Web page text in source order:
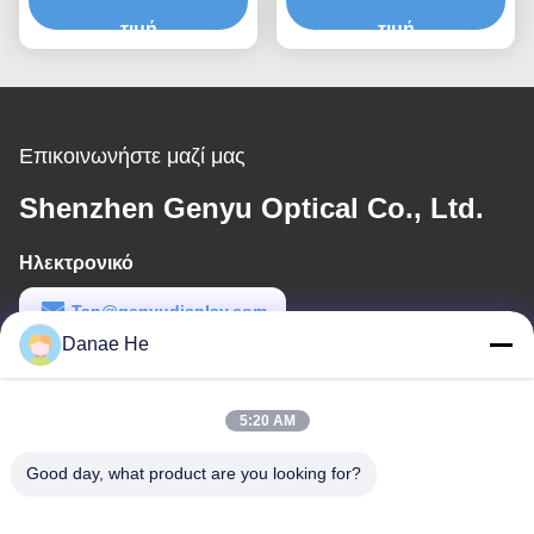
τιμή τιμή
Επικοινωνήστε μαζί μας
Shenzhen Genyu Optical Co., Ltd.
Ηλεκτρονικό
Tan@genyudisplay.com
Εργασιακό χρόνο
Danae He
5:20 AM
Good day, what product are you looking for?